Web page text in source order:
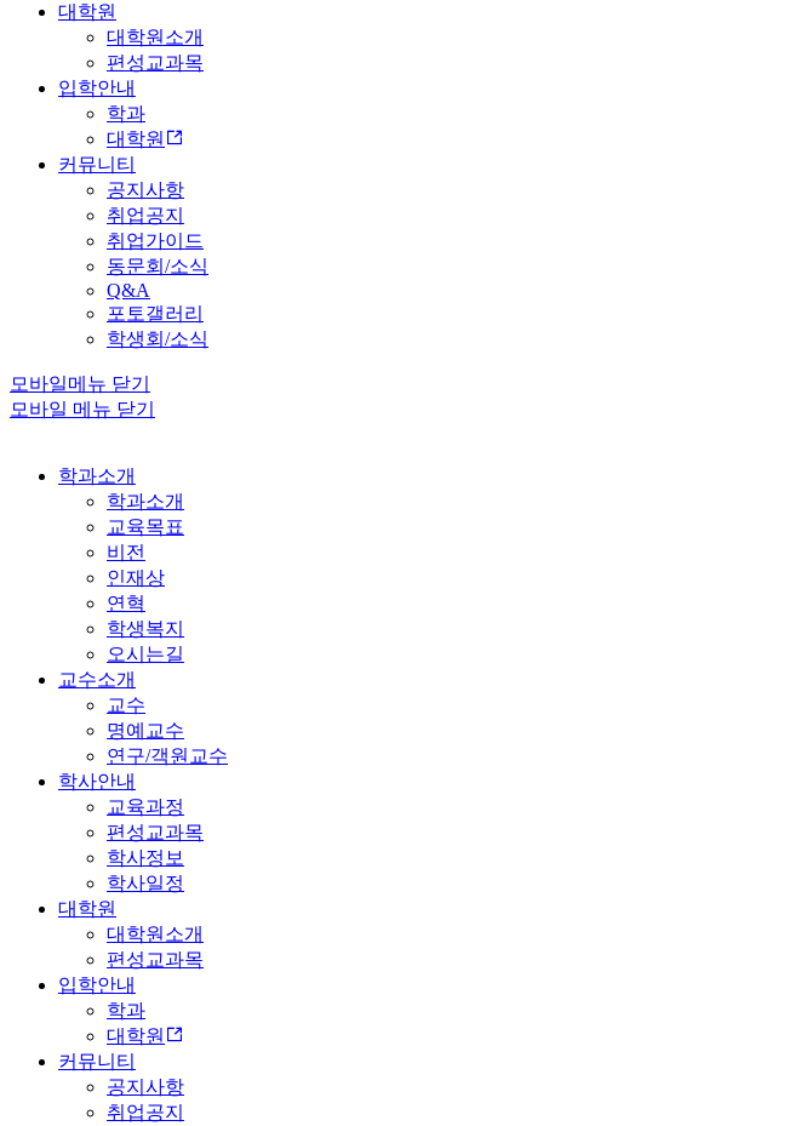
대학원
대학원소개
편성교과목
입학안내
학과
대학원
커뮤니티
공지사항
취업공지
취업가이드
동문회/소식
Q&A
포토갤러리
학생회/소식
모바일메뉴 닫기
모바일 메뉴 닫기
학과소개
학과소개
교육목표
비전
인재상
연혁
학생복지
오시는길
교수소개
교수
명예교수
연구/객원교수
학사안내
교육과정
편성교과목
학사정보
학사일정
대학원
대학원소개
편성교과목
입학안내
학과
대학원
커뮤니티
공지사항
취업공지